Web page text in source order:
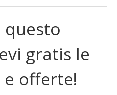
gratis le
offerte!